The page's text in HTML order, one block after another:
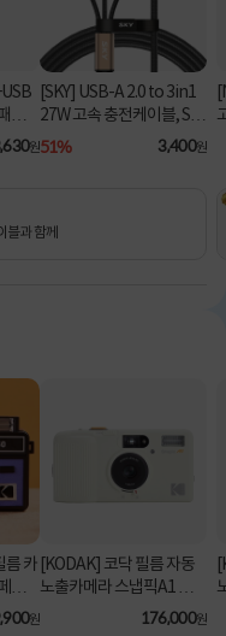
브릭
원
[SKY] USB-A 2.0 to 3in1
27W 고속 충전케이블, SK
Y-A2-3IN1 [블랙/2m]
51% 3,400원
블과 함께
름 카
리
원
[KODAK] 코닥 필름 자동
노출카메라 스냅픽A1 다
중노출 자동감기 35mm
176,000원